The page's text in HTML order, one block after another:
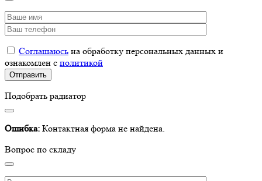
Соглашаюсь на обработку персональных данных и
ознакомлен с политикой
Подобрать радиатор
Ошибка: Контактная форма не найдена.
Вопрос по складу